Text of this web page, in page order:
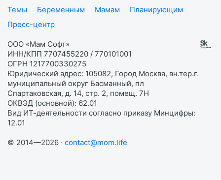
Темы
Беременным Мамам
Планирующим
Пресс-центр
ООО «Мам Софт»
ИНН/КПП 7707455220 / 770101001
ОГРН 1217700330275
Юридический адрес: 105082, Город Москва, вн.тер.г.
муниципальный округ Басманный, пл
Спартаковская, д. 14, стр. 2, помещ. 7Н
ОКВЭД (основной): 62.01
Вид ИТ-деятельности согласно приказу Минцифры:
12.01
© 2014—2026 · contact@mom.life